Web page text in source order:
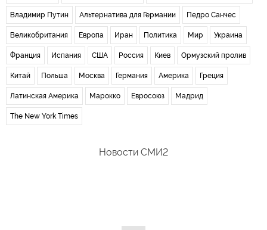
Владимир Путин Альтернатива для Германии Педро Санчес
Великобритания Европа Иран Политика Мир Украина
Франция Испания США Россия Киев Ормузский пролив
Китай Польша Москва Германия Америка Греция
Латинская Америка Марокко Евросоюз Мадрид
The New York Times
Новости СМИ2